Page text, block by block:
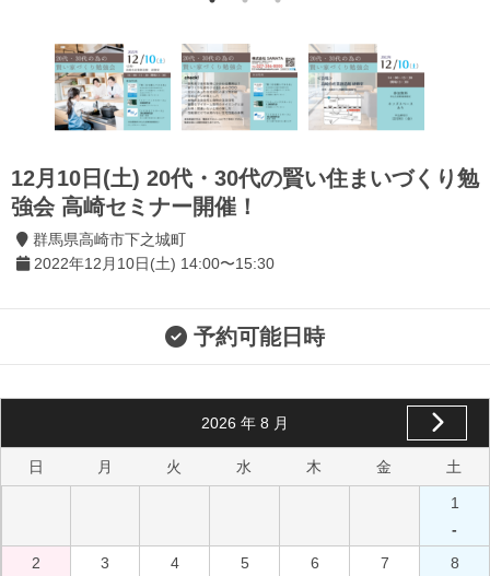
12月10日(土) 20代・30代の賢い住まいづくり勉
強会 高崎セミナー開催！
群馬県高崎市下之城町
2022年12月10日(土) 14:00〜15:30
予約可能日時
2026 年 8 月
日 月 火 水 木 金 土
1
-
2
3
4
5
6
7
8